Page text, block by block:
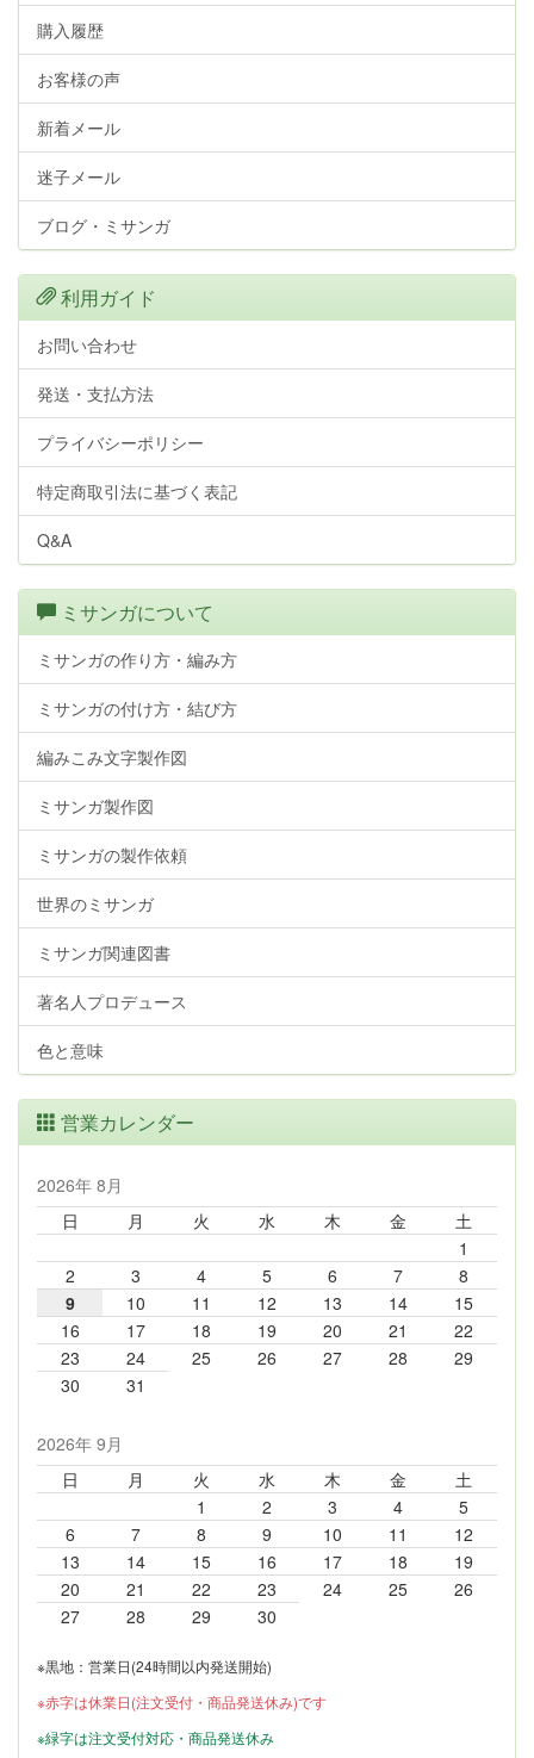
購入履歴
お客様の声
新着メール
迷子メール
ブログ・ミサンガ
利用ガイド
お問い合わせ
発送・支払方法
プライバシーポリシー
特定商取引法に基づく表記
Q&A
ミサンガについて
ミサンガの作り方・編み方
ミサンガの付け方・結び方
編みこみ文字製作図
ミサンガ製作図
ミサンガの製作依頼
世界のミサンガ
ミサンガ関連図書
著名人プロデュース
色と意味
営業カレンダー
2026年 8月
日
月 火 水 木 金
土
1
2
3 4 5 6 7
8
9
10 11 12 13 14
15
16
17 18 19 20 21
22
23
24 25 26 27 28
29
30
31
2026年 9月
日
月 火 水 木 金
土
1
2 3 4
5
6
7 8 9 10 11
12
13
14 15 16 17 18
19
20
21 22 23 24 25
26
27
28 29 30
※黒地：営業日(24時間以内発送開始)
※赤字は休業日(注文受付・商品発送休み)です
※緑字は注文受付対応・商品発送休み